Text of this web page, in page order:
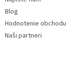
Blog
Hodnotenie obchodu
Naši partneri